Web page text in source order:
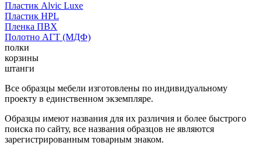
Пластик Alvic Luxe
Пластик HPL
Пленка ПВХ
Полотно АГТ (МДФ)
полки
корзины
штанги
Все образцы мебели изготовлены по индивидуальному
проекту в единственном экземпляре.
Образцы имеют названия для их различия и более быстрого
поиска по сайту, все названия образцов не являются
зарегистрированным товарным знаком.